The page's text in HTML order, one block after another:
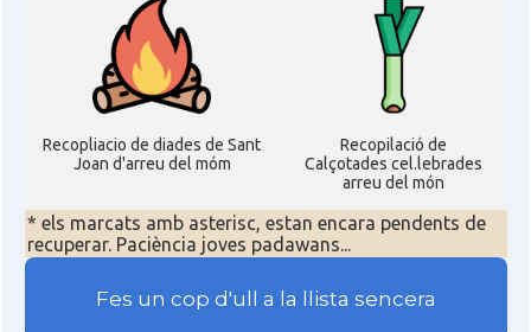
Recopliacio de diades de Sant
Joan d'arreu del móm
Recopilació de
Calçotades cel.lebrades
arreu del món
* els marcats amb asterisc, estan encara pendents de
recuperar. Paciència joves padawans...
Fes un cop d'ull a la llista sencera